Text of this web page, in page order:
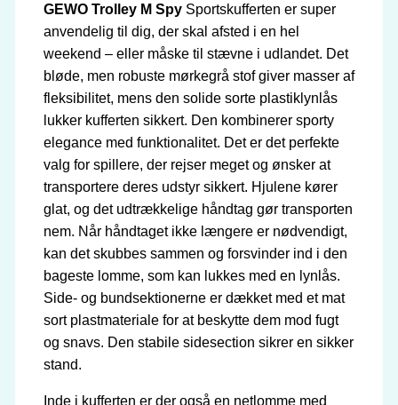
GEWO Trolley M SpySportskufferten er super
anvendelig til dig, der skal afsted i en hel
weekend – eller måske til stævne i udlandet. Det
bløde, men robuste mørkegrå stof giver masser af
fleksibilitet, mens den solide sorte plastiklynlås
lukker kufferten sikkert. Den kombinerer sporty
elegance med funktionalitet. Det er det perfekte
valg for spillere, der rejser meget og ønsker at
transportere deres udstyr sikkert. Hjulene kører
glat, og det udtrækkelige håndtag gør transporten
nem. Når håndtaget ikke længere er nødvendigt,
kan det skubbes sammen og forsvinder ind i den
bageste lomme, som kan lukkes med en lynlås.
Side- og bundsektionerne er dækket med et mat
sort plastmateriale for at beskytte dem mod fugt
og snavs. Den stabile sidesection sikrer en sikker
stand.
Inde i kufferten er der også en netlomme med